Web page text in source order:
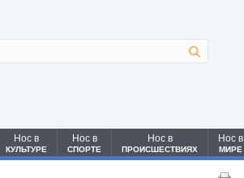
Нос в
КУЛЬТУРЕ
Нос в
СПОРТЕ
Нос в
ПРОИСШЕСТВИЯХ
Нос в
МИРЕ